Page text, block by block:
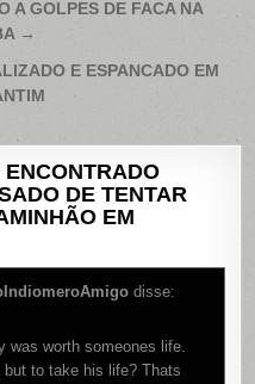
A GOLPES DE FACA NA
→
E ESPANCADO EM
ENCONTRADO
DE TENTAR
EM
disse:
was worth someones life.
to take his life? Thats